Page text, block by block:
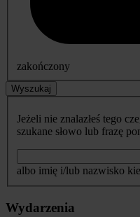
zakończony
Wyszukaj
Jeżeli nie znalazłeś tego
szukane słowo lub frazę
albo imię i/lub nazwisko
Wydarzenia